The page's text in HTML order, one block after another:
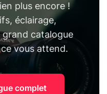
plus encore !
éclairage,
grand catalogue
vous attend.
complet